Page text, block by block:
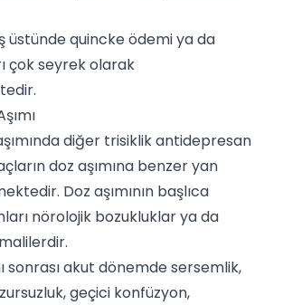
üstünde quincke ödemi ya da
çok seyrek olarak
diğer trisiklik antidepresan
doz aşımına benzer yan
Doz aşımının başlıca
nörolojik bozukluklar ya da
sonrası akut dönemde sersemlik,
geçici konfüzyon,